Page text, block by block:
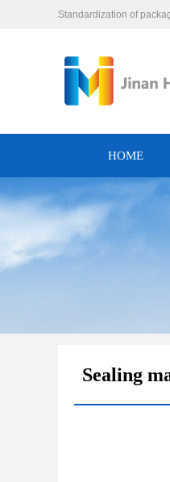
Standardization of
HOME
Sealing